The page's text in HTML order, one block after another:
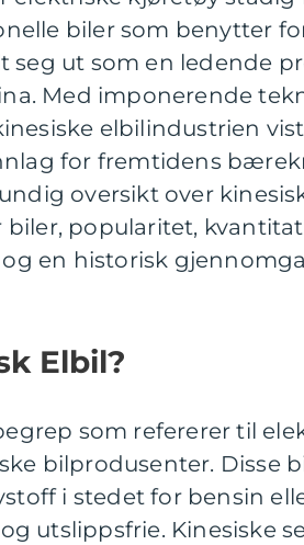
biler som benytter
seg ut som en ledende
Med imponerende
elbilindustrien
for fremtidens
oversikt over
biler, popularitet,
en historisk
Elbil?
som refererer til
bilprodusenter. Disse
i stedet for bensin
utslippsfrie. Kinesiske